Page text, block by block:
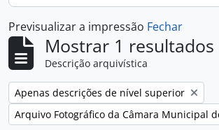
Previsualizar a impressão Fechar
Mostrar 1 resultados
Descrição arquivística
Remove filter:
Apenas descrições de nível superior
Remove filter:
Arquivo Fotográfico da Câmara Municipal